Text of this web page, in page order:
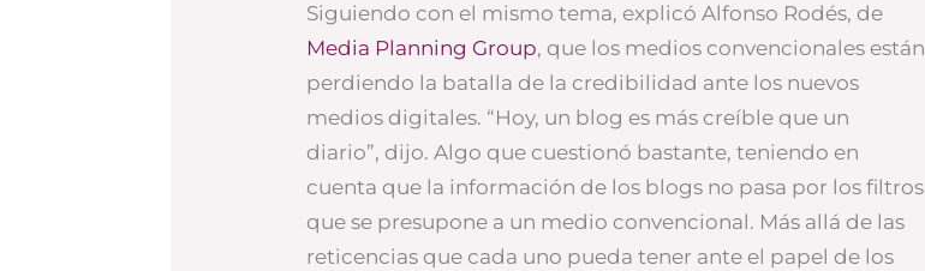
Siguiendo con el mismo tema, explicó Alfonso Rodés, de
Media Planning Group, que los medios convencionales están
perdiendo la batalla de la credibilidad ante los nuevos
medios digitales. “Hoy, un blog es más creíble que un
diario”, dijo. Algo que cuestionó bastante, teniendo en
cuenta que la información de los blogs no pasa por los filtros
que se presupone a un medio convencional. Más allá de las
reticencias que cada uno pueda tener ante el papel de los